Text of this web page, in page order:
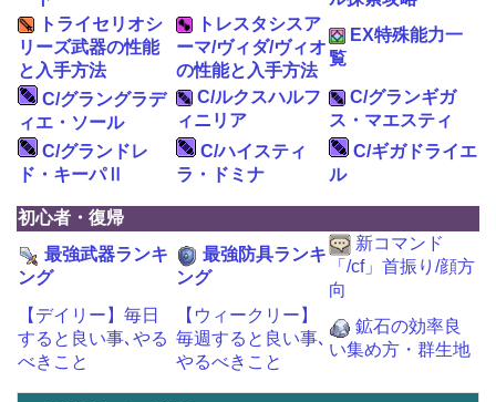
トライセリオシ
リーズ武器の性能
と入手方法
トレスタシスア
ーマ/ヴィダ/ヴィオ
の性能と入手方法
EX特殊能力一
覧
C/グラングラデ
ィエ・ソール
C/ルクスハルフ
ィニリア
C/グランギガ
ス・マエスティ
C/グランドレ
ド・キーパⅡ
C/ハイスティ
ラ・ドミナ
C/ギガドライエ
ル
初心者・復帰
最強武器ランキ
ング
最強防具ランキ
ング
新コマンド
「/cf」首振り/顔方
向
【デイリー】毎日
すると良い事､やる
べきこと
【ウィークリー】
毎週すると良い事､
やるべきこと
鉱石の効率良
い集め方・群生地